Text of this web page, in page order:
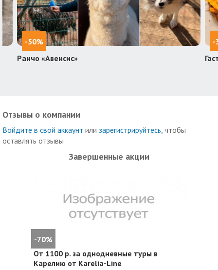
-50%
Ранчо «Авенсис»
-
Отзывы о компании
Войдите в свой аккаунт или зарегистрируйтесь , чтобы
оставлять отзывы
Завершенные акции
-70%
От 1100 р. за однодневные туры в
Карелию от Karelia-Line